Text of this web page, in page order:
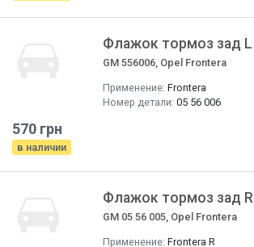
Флажок тормоз зад L
GM 556006, Opel Frontera
Применение: Frontera
Номер детали: 05 56 006
570 грн
в наличии
Флажок тормоз зад R
GM 05 56 005, Opel Frontera
Применение: Frontera R